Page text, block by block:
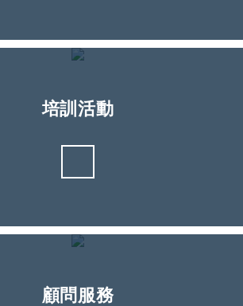
培訓活動
顧問服務